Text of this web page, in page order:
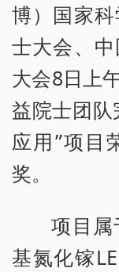
博）国家
士大会、
大会8日上
益院士团队
应用”项目
奖。
项目
基氮化镓